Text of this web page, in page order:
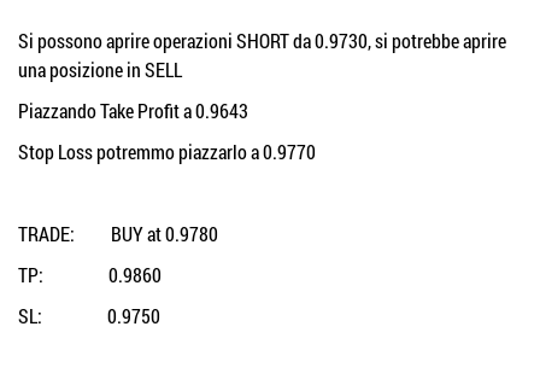
Si possono aprire operazioni SHORT da 0.9730, si potrebbe aprire
una posizione in SELL
Piazzando Take Profit a 0.9643
Stop Loss potremmo piazzarlo a 0.9770
TRADE: BUY at 0.9780
TP: 0.9860
SL: 0.9750